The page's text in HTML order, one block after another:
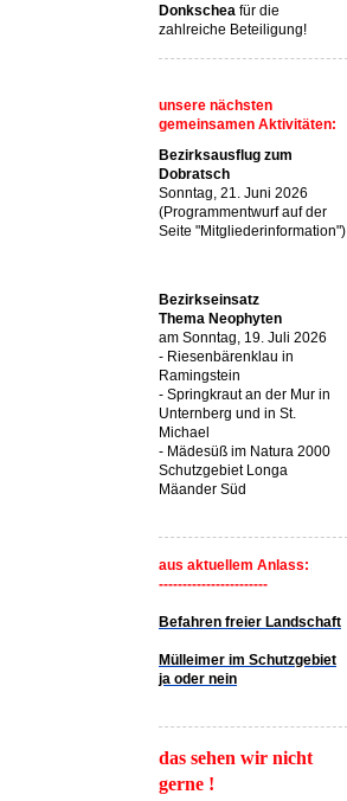
Donkschea für die
zahlreiche Beteiligung!
unsere nächsten
gemeinsamen Aktivitäten:
Bezirksausflug zum
Dobratsch
Sonntag, 21. Juni 2026
(Programmentwurf auf der
Seite "Mitgliederinformation")
Bezirkseinsatz
Thema Neophyten
am Sonntag, 19. Juli 2026
- Riesenbärenklau in
Ramingstein
- Springkraut an der Mur in
Unternberg und in St.
Michael
- Mädesüß im Natura 2000
Schutzgebiet Longa
Mäander Süd
aus aktuellem Anlass:
-----------------------
Befahren freier Landschaft
Mülleimer im Schutzgebiet
ja oder nein
das sehen wir nicht
gerne !